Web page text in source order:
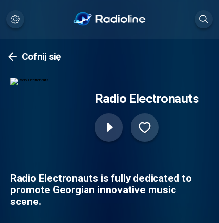
Cofnij się
Radio Electronauts
Radio Electronauts is fully dedicated to
promote Georgian innovative music
scene.